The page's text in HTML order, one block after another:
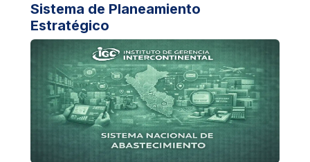
Sistema de Planeamiento
Estratégico